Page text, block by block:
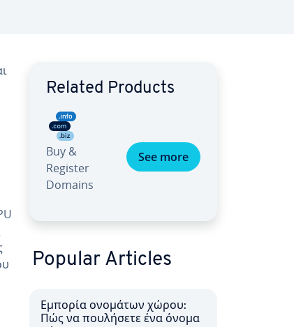
Related Products
Buy &
Register
Domains
See more
Popular Articles
Εμπορία ονομάτων χώρου:
Πώς να πουλήσετε ένα όνομα